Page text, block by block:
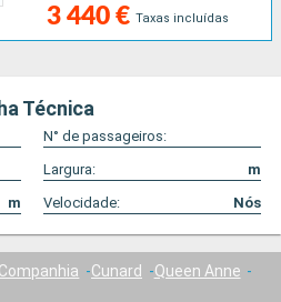
3 440 € Taxas incluídas
Técnica
N° de passageiros:
Largura:
m
m Velocidade: Nós
Companhia Cunard
Queen Anne